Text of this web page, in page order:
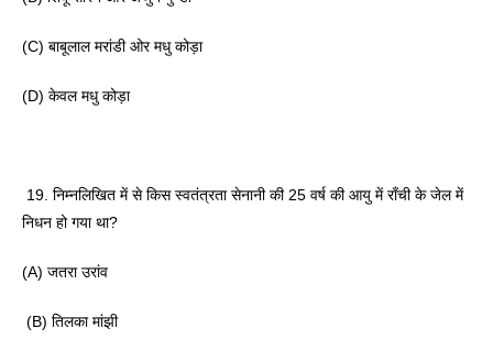
(C) बाबूलाल मरांडी ओर मधु कोड़ा
(D) केवल मधु कोड़ा
19. निम्नलिखित में से किस स्वतंत्रता सेनानी की 25 वर्ष की आयु में राँची के जेल में
निधन हो गया था?
(A) जतरा उरांव
(B) तिलका मांझी